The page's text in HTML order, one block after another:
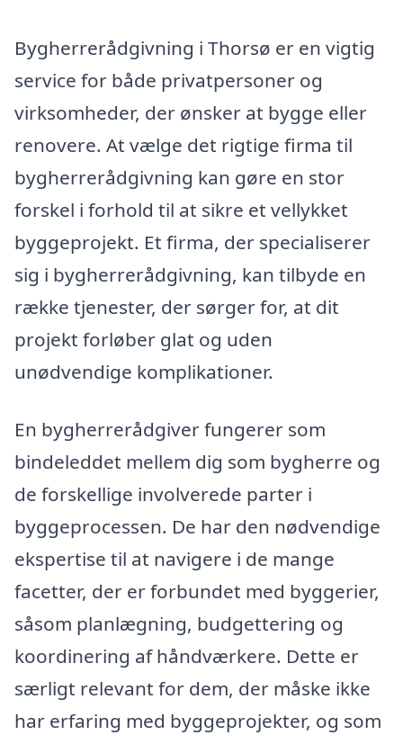
Bygherrerådgivning i Thorsø er en vigtig
service for både privatpersoner og
virksomheder, der ønsker at bygge eller
renovere. At vælge det rigtige firma til
bygherrerådgivning kan gøre en stor
forskel i forhold til at sikre et vellykket
byggeprojekt. Et firma, der specialiserer
sig i bygherrerådgivning, kan tilbyde en
række tjenester, der sørger for, at dit
projekt forløber glat og uden
unødvendige komplikationer.
En bygherrerådgiver fungerer som
bindeleddet mellem dig som bygherre og
de forskellige involverede parter i
byggeprocessen. De har den nødvendige
ekspertise til at navigere i de mange
facetter, der er forbundet med byggerier,
såsom planlægning, budgettering og
koordinering af håndværkere. Dette er
særligt relevant for dem, der måske ikke
har erfaring med byggeprojekter, og som